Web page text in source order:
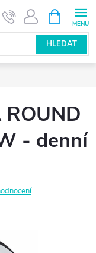
HLEDAT
NÁKUPNÍ
KOŠÍK
- denní